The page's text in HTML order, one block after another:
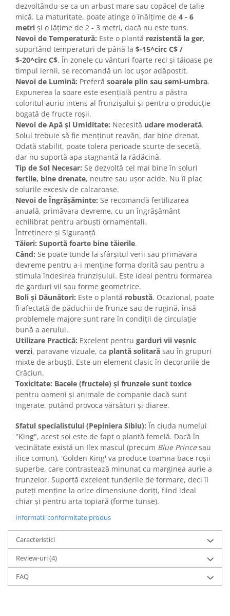
dezvoltându-se ca un arbust mare sau copăcel de talie
mică. La maturitate, poate atinge o înălțime de 4 - 6
metri și o lățime de 2 - 3 metri, dacă nu este tuns.
Nevoi de Temperatură: Este o plantă rezistentă la ger,
suportând temperaturi de până la $-15^circ C$ /
$-20^circ C$. În zonele cu vânturi foarte reci și tăioase pe
timpul iernii, se recomandă un loc ușor adăpostit.
Nevoi de Lumină: Preferă soarele plin sau semi-umbra.
Expunerea la soare este esențială pentru a păstra
coloritul auriu intens al frunzișului și pentru o producție
bogată de fructe roșii.
Nevoi de Apă și Umiditate: Necesită udare moderată.
Solul trebuie să fie menținut reavăn, dar bine drenat.
Odată stabilit, poate tolera perioade scurte de secetă,
dar nu suportă apa stagnantă la rădăcină.
Tip de Sol Necesar: Se dezvoltă cel mai bine în soluri
fertile, bine drenate, neutre sau ușor acide. Nu îi plac
solurile excesiv de calcaroase.
Nevoi de Îngrășăminte: Se recomandă fertilizarea
anuală, primăvara devreme, cu un îngrășământ
echilibrat pentru arbuști ornamentali.
Întreținere și Siguranță
Tăieri: Suportă foarte bine tăierile.
Când: Se poate tunde la sfârșitul verii sau primăvara
devreme pentru a-i menține forma dorită sau pentru a
stimula îndesirea frunzișului. Este ideal pentru formarea
de garduri vii sau forme geometrice.
Boli și Dăunători: Este o plantă robustă. Ocazional, poate
fi afectată de păduchii de frunze sau de rugină, însă
problemele majore sunt rare în condiții de circulație
bună a aerului.
Utilizare Practică: Excelent pentru garduri vii veșnic
verzi, paravane vizuale, ca plantă solitară sau în grupuri
mixte de arbuști. Este un element clasic în decorurile de
Crăciun.
Toxicitate: Bacele (fructele) și frunzele sunt toxice
pentru oameni și animale de companie dacă sunt
ingerate, putând provoca vărsături și diaree.
Sfatul specialistului (Pepiniera Sibiu): În ciuda numelui
"King", acest soi este de fapt o plantă femelă. Dacă în
vecinătate există un Ilex mascul (precum Blue Princesau
ilice comun), 'Golden King' va produce toamna bace roșii
superbe, care contrastează minunat cu marginea aurie a
frunzelor. Suportă excelent tunderile de formare, deci îl
puteți menține la orice dimensiune doriți, fiind ideal
chiar și pentru arta topiară (forme tunse).
Informatii conformitate produs
Caracteristici
Review-uri(4)
FAQ